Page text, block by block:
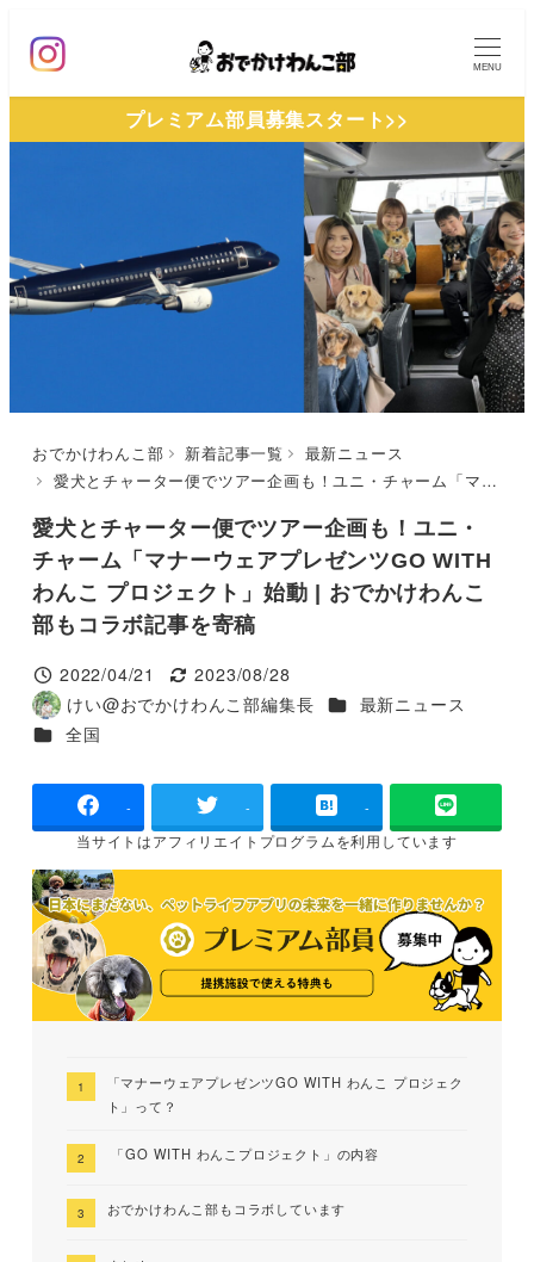
ン
ツ
へ
移
MENU
プレミアム部員募集スタート>>
おでかけわんこ部 新着記事一覧
最新ニュース
愛犬とチャーター便でツアー企画も！ユニ・チャーム「マナーウェアプレゼンツGO WITH わんこ プロジェクト」始動 | おでかけわんこ部もコラボ記事を寄稿
愛犬とチャーター便でツアー企画も！ユニ・
チャーム「マナーウェアプレゼンツGO WITH
わんこ プロジェクト」始動 | おでかけわんこ
部もコラボ記事を寄稿
投稿日
2022/04/21
更新日
2023/08/28
著
者
けい@おでかけわんこ部編集長 カテゴリー
最新ニュース
カテゴリー
全国
- - -
当サイトはアフィリエイトプログラムを利用しています
「マナーウェアプレゼンツGO WITH わんこ プロジェク
ト」って？
「GO WITH わんこプロジェクト」の内容
おでかけわんこ部もコラボしています